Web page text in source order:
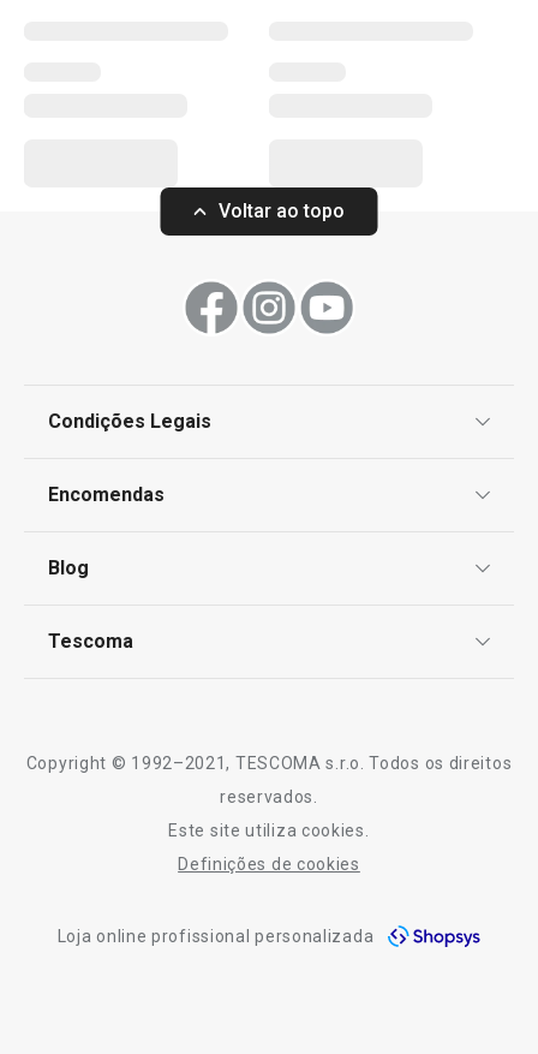
Voltar ao topo
Condições Legais
Livro de Reclamações
Encomendas
Perguntas Frequentes
Blog
Tescoma
Copyright © 1992–2021, TESCOMA s.r.o. Todos os direitos
reservados.
Este site utiliza cookies.
Definições de cookies
Loja online profissional personalizada